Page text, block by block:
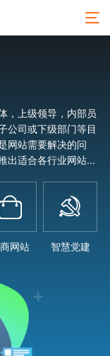
，上级领导，内部员
公司或下级部门等目
网站需要解决的问
出适合各行业网站...
网站

智慧党建